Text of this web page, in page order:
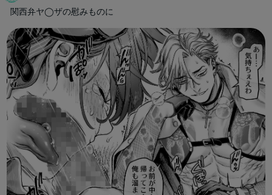
関西弁ヤ◯ザの慰みものに